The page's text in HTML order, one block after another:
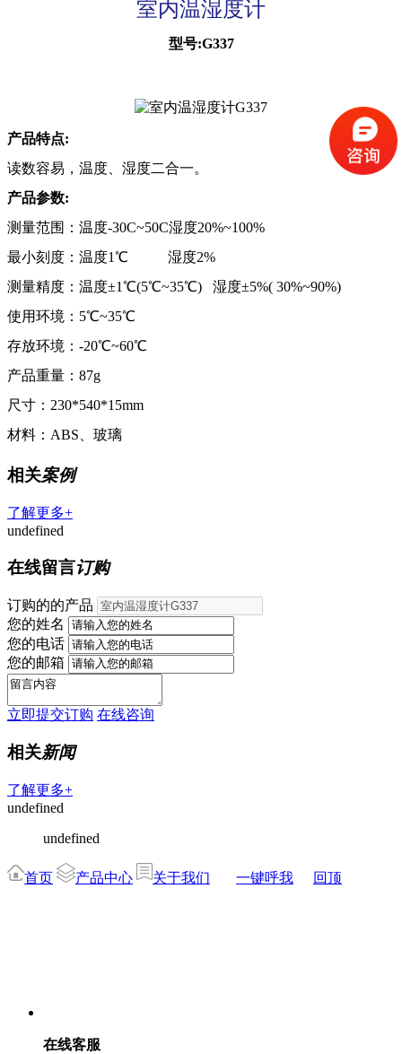
室内温湿度计
型号:G337
产品特点:
读数容易，温度、湿度二合一。
产品参数:
测量范围：温度-30C~50C湿度20%~100%
最小刻度：温度1℃ 湿度2%
测量精度：温度±1℃(5℃~35℃) 湿度±5%( 30%~90%)
使用环境：5℃~35℃
存放环境：-20℃~60℃
产品重量：87g
尺寸：230*540*15mm
材料：ABS、玻璃
相关案例
了解更多+
undefined
在线留言订购
订购的的产品
您的姓名
您的电话
您的邮箱
立即提交订购 在线咨询
相关新闻
了解更多+
undefined
undefined
首页 产品中心 关于我们 一键呼我 回顶
在线客服